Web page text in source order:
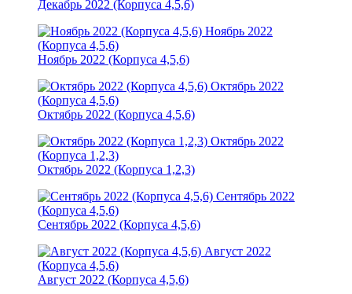
Декабрь 2022 (Корпуса 4,5,6)
Ноябрь 2022
(Корпуса 4,5,6)
Ноябрь 2022 (Корпуса 4,5,6)
Октябрь 2022
(Корпуса 4,5,6)
Октябрь 2022 (Корпуса 4,5,6)
Октябрь 2022
(Корпуса 1,2,3)
Октябрь 2022 (Корпуса 1,2,3)
Сентябрь 2022
(Корпуса 4,5,6)
Сентябрь 2022 (Корпуса 4,5,6)
Август 2022
(Корпуса 4,5,6)
Август 2022 (Корпуса 4,5,6)